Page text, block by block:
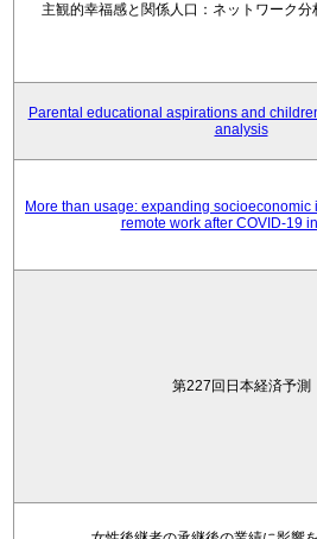
主観的幸福感と関係人口：ネットワーク
Parental educational aspirations and
analysis
More than usage: expanding socioeconomic
remote work after COVID-19
第227回日本経済予測